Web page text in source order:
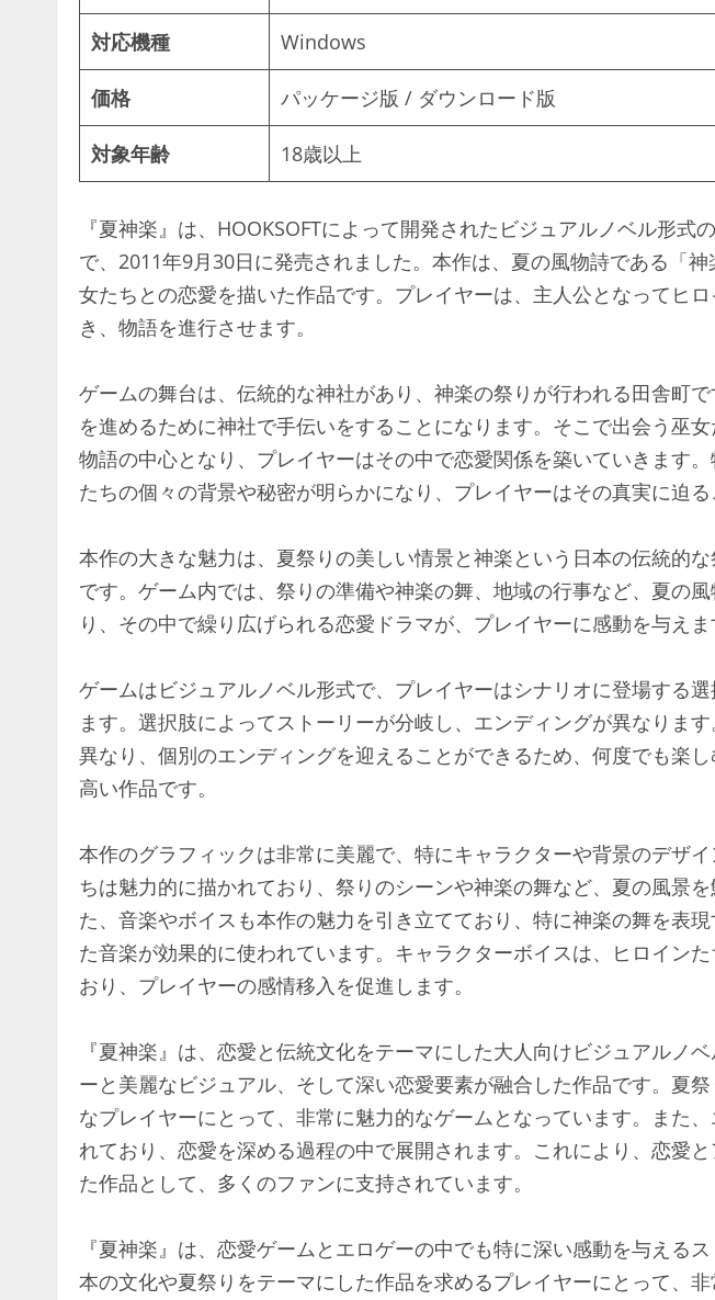
対応機種 Windows
価格 パッケージ版 / ダウンロード版
対象年齢 18歳以上
『夏神楽』は、HOOKSOFTによって開発されたビジュアルノベル形式
で、2011年9月30日に発売されました。本作は、夏の風物詩である「
女たちとの恋愛を描いた作品です。プレイヤーは、主人公となってヒ
き、物語を進行させます。
ゲームの舞台は、伝統的な神社があり、神楽の祭りが行われる田舎町
を進めるために神社で手伝いをすることになります。そこで出会う巫
物語の中心となり、プレイヤーはその中で恋愛関係を築いていきます
たちの個々の背景や秘密が明らかになり、プレイヤーはその真実に迫る
本作の大きな魅力は、夏祭りの美しい情景と神楽という日本の伝統的
です。ゲーム内では、祭りの準備や神楽の舞、地域の行事など、夏の
り、その中で繰り広げられる恋愛ドラマが、プレイヤーに感動を与えま
ゲームはビジュアルノベル形式で、プレイヤーはシナリオに登場する
ます。選択肢によってストーリーが分岐し、エンディングが異なりま
異なり、個別のエンディングを迎えることができるため、何度でも楽
高い作品です。
本作のグラフィックは非常に美麗で、特にキャラクターや背景のデザ
ちは魅力的に描かれており、祭りのシーンや神楽の舞など、夏の風景
た、音楽やボイスも本作の魅力を引き立てており、特に神楽の舞を表
た音楽が効果的に使われています。キャラクターボイスは、ヒロイン
おり、プレイヤーの感情移入を促進します。
『夏神楽』は、恋愛と伝統文化をテーマにした大人向けビジュアルノ
ーと美麗なビジュアル、そして深い恋愛要素が融合した作品です。夏
なプレイヤーにとって、非常に魅力的なゲームとなっています。また
れており、恋愛を深める過程の中で展開されます。これにより、恋愛
た作品として、多くのファンに支持されています。
『夏神楽』は、恋愛ゲームとエロゲーの中でも特に深い感動を与える
本の文化や夏祭りをテーマにした作品を求めるプレイヤーにとって、非